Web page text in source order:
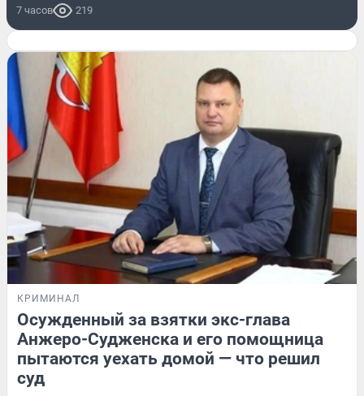
7 часов 219
КРИМИНАЛ
Осужденный за взятки экс-глава
Анжеро-Судженска и его помощница
пытаются уехать домой — что решил
суд